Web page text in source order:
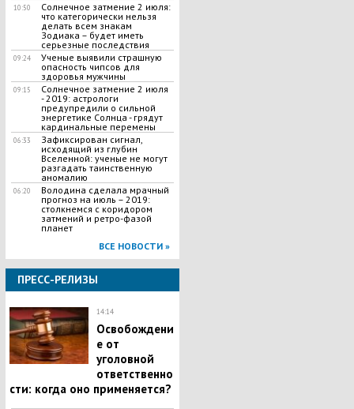
10:50
Солнечное затмение 2 июля:
что категорически нельзя
делать всем знакам
Зодиака – будет иметь
серьезные последствия
09:24
Ученые выявили страшную
опасность чипсов для
здоровья мужчины
09:15
Солнечное затмение 2 июля
- 2019: астрологи
предупредили о сильной
энергетике Солнца - грядут
кардинальные перемены
06:33
Зафиксирован сигнал,
исходящий из глубин
Вселенной: ученые не могут
разгадать таинственную
аномалию
06:20
​Володина сделала мрачный
прогноз на июль – 2019:
столкнемся с коридором
затмений и ретро-фазой
планет
ВСЕ НОВОСТИ »
ПРЕСС-РЕЛИЗЫ
14:14
Освобождени
е от
уголовной
ответственно
сти: когда оно применяется?